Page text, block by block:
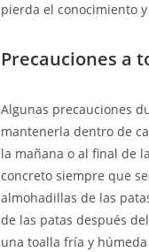
pierda el conocimiento
Precauciones a
Algunas precauciones
mantenerla dentro de
la mañana o al final de
concreto siempre que
almohadillas de las
de las patas después
una toalla fría y